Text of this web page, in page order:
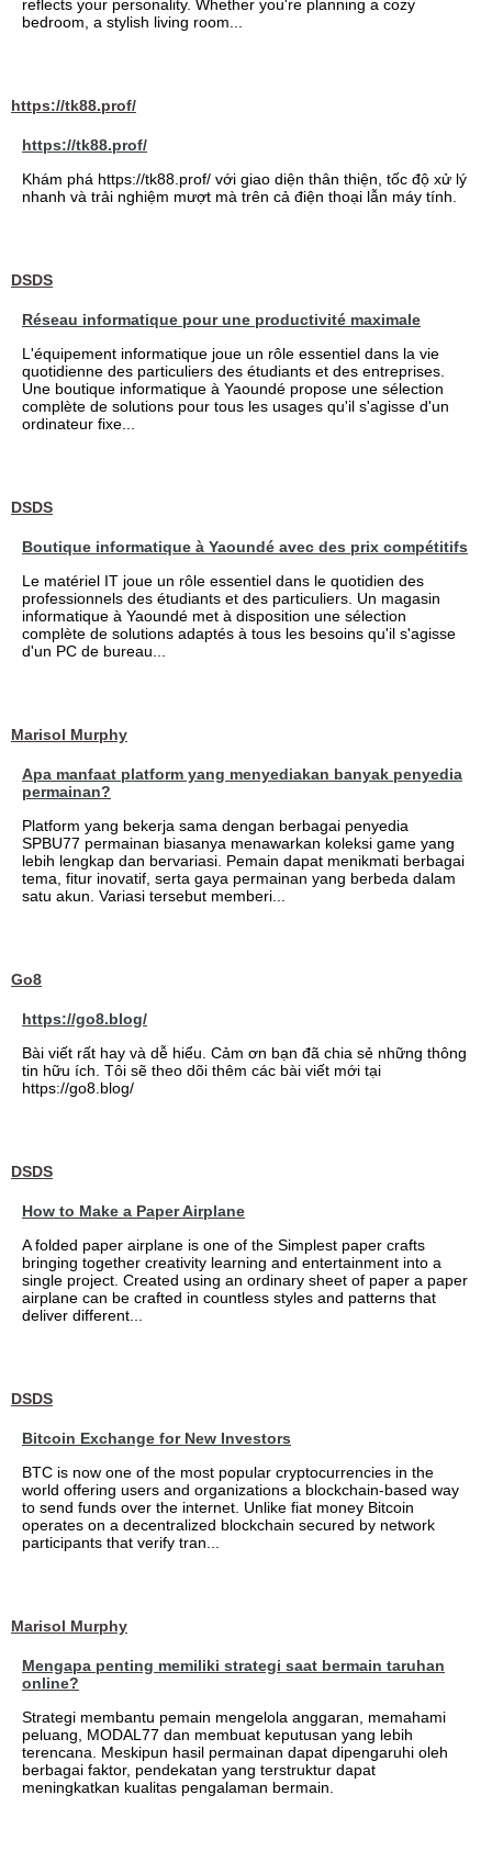
reflects your personality. Whether you're planning a cozy
bedroom, a stylish living room...
https://tk88.prof/
https://tk88.prof/
Khám phá https://tk88.prof/ với giao diện thân thiện, tốc độ xử lý
nhanh và trải nghiệm mượt mà trên cả điện thoại lẫn máy tính.
DSDS
Réseau informatique pour une productivité maximale
L'équipement informatique joue un rôle essentiel dans la vie
quotidienne des particuliers des étudiants et des entreprises.
Une boutique informatique à Yaoundé propose une sélection
complète de solutions pour tous les usages qu'il s'agisse d'un
ordinateur fixe...
DSDS
Boutique informatique à Yaoundé avec des prix compétitifs
Le matériel IT joue un rôle essentiel dans le quotidien des
professionnels des étudiants et des particuliers. Un magasin
informatique à Yaoundé met à disposition une sélection
complète de solutions adaptés à tous les besoins qu'il s'agisse
d'un PC de bureau...
Marisol Murphy
Apa manfaat platform yang menyediakan banyak penyedia
permainan?
Platform yang bekerja sama dengan berbagai penyedia
SPBU77 permainan biasanya menawarkan koleksi game yang
lebih lengkap dan bervariasi. Pemain dapat menikmati berbagai
tema, fitur inovatif, serta gaya permainan yang berbeda dalam
satu akun. Variasi tersebut memberi...
Go8
https://go8.blog/
Bài viết rất hay và dễ hiểu. Cảm ơn bạn đã chia sẻ những thông
tin hữu ích. Tôi sẽ theo dõi thêm các bài viết mới tại
https://go8.blog/
DSDS
How to Make a Paper Airplane
A folded paper airplane is one of the Simplest paper crafts
bringing together creativity learning and entertainment into a
single project. Created using an ordinary sheet of paper a paper
airplane can be crafted in countless styles and patterns that
deliver different...
DSDS
Bitcoin Exchange for New Investors
BTC is now one of the most popular cryptocurrencies in the
world offering users and organizations a blockchain-based way
to send funds over the internet. Unlike fiat money Bitcoin
operates on a decentralized blockchain secured by network
participants that verify tran...
Marisol Murphy
Mengapa penting memiliki strategi saat bermain taruhan
online?
Strategi membantu pemain mengelola anggaran, memahami
peluang, MODAL77 dan membuat keputusan yang lebih
terencana. Meskipun hasil permainan dapat dipengaruhi oleh
berbagai faktor, pendekatan yang terstruktur dapat
meningkatkan kualitas pengalaman bermain.